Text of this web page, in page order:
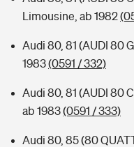
Limousine, ab 1982
Audi 80, 81 (AUDI 80
1983(0591 / 332)
Audi 80, 81 (AUDI 80
ab 1983(0591 / 333)
Audi 80, 85 (80